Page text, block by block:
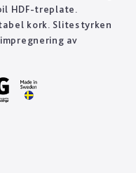
HDF-treplate.
kork. Slitestyrken
av